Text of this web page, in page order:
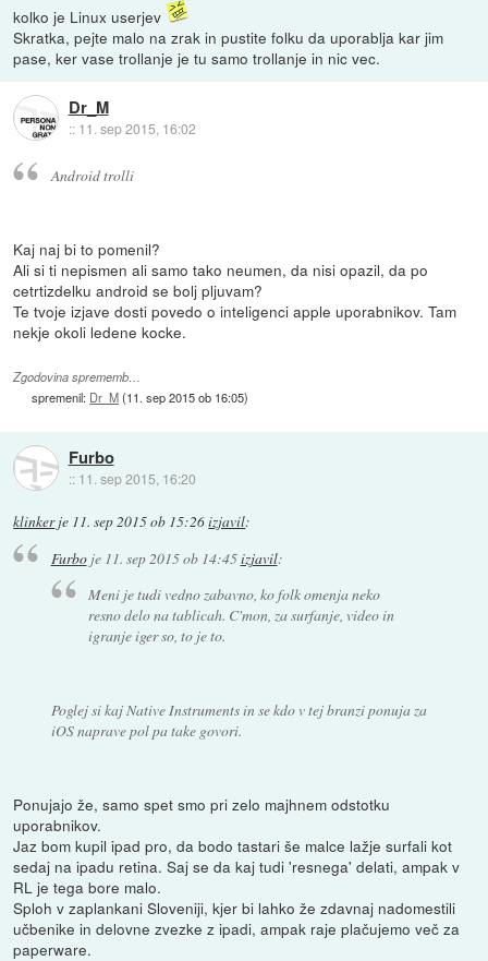
kolko je Linux userjev
Skratka, pejte malo na zrak in pustite folku da uporablja kar jim
pase, ker vase trollanje je tu samo trollanje in nic vec.
Dr_M
:: 11. sep 2015, 16:02
Android trolli
Kaj naj bi to pomenil?
Ali si ti nepismen ali samo tako neumen, da nisi opazil, da po
cetrtizdelku android se bolj pljuvam?
Te tvoje izjave dosti povedo o inteligenci apple uporabnikov. Tam
nekje okoli ledene kocke.
Zgodovina sprememb…
spremenil: Dr_M(11. sep 2015 ob 16:05)
Furbo
:: 11. sep 2015, 16:20
klinkerje 11. sep 2015 ob 15:26izjavil:
Furboje 11. sep 2015 ob 14:45izjavil:
Meni je tudi vedno zabavno, ko folk omenja neko
resno delo na tablicah. C'mon, za surfanje, video in
igranje iger so, to je to.
Poglej si kaj Native Instruments in se kdo v tej branzi ponuja za
iOS naprave pol pa take govori.
Ponujajo že, samo spet smo pri zelo majhnem odstotku
uporabnikov.
Jaz bom kupil ipad pro, da bodo tastari še malce lažje surfali kot
sedaj na ipadu retina. Saj se da kaj tudi 'resnega' delati, ampak v
RL je tega bore malo.
Sploh v zaplankani Sloveniji, kjer bi lahko že zdavnaj nadomestili
učbenike in delovne zvezke z ipadi, ampak raje plačujemo več za
paperware.